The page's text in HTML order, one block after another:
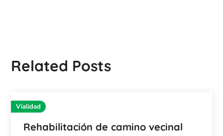
Related Posts
Vialidad
Rehabilitación de camino vecinal